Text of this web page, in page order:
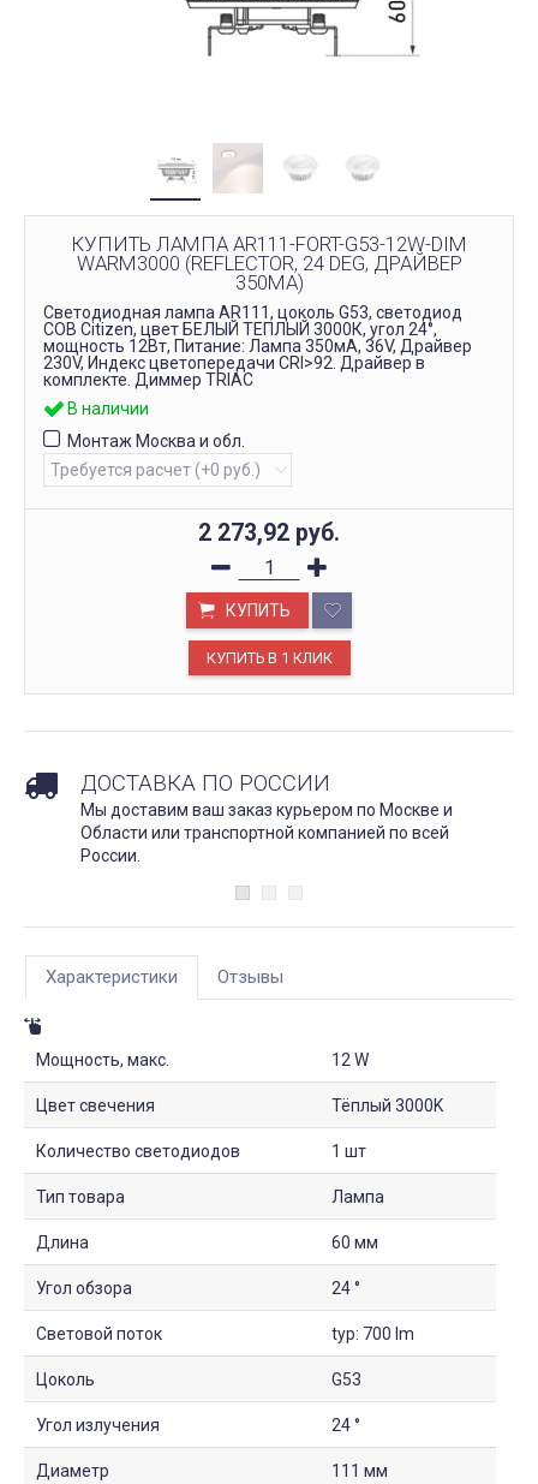
КУПИТЬ ЛАМПА AR111-FORT-G53-12W-DIM
WARM3000 (REFLECTOR, 24 DEG, ДРАЙВЕР
350MA)
Светодиодная лампа AR111, цоколь G53, светодиод
COB Citizen, цвет БЕЛЫЙ ТЕПЛЫЙ 3000К, угол 24°,
мощность 12Вт, Питание: Лампа 350мА, 36V, Драйвер
230V, Индекс цветопередачи CRI>92. Драйвер в
комплекте. Диммер TRIAC
В наличии
Монтаж Москва и обл.
2 273,92 руб.
КУПИТЬ
ДОСТАВКА ПО РОССИИ
Мы доставим ваш заказ курьером по Москве и
Области или транспортной компанией по всей
России.
Характеристики Отзывы
Мощность, макс. 12 W
Цвет свечения Тёплый 3000K
Количество светодиодов 1 шт
Тип товара Лампа
Длина 60 мм
Угол обзора 24 °
Световой поток typ: 700 lm
Цоколь G53
Угол излучения 24 °
Диаметр 111 мм